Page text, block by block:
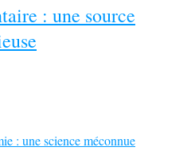
: une source